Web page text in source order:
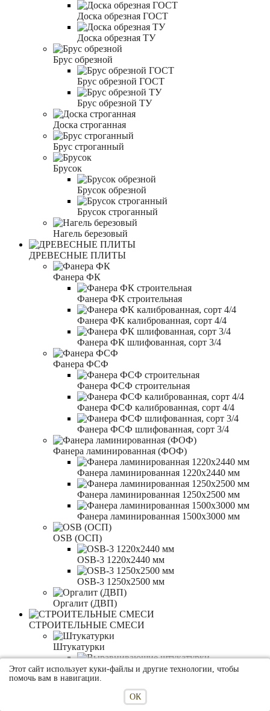
Доска обрезная ГОСТ
Доска обрезная ТУ
Брус обрезной
Брус обрезной ГОСТ
Брус обрезной ТУ
Доска строганная
Брус строганный
Брусок
Брусок обрезной
Брусок строганный
Нагель березовый
ДРЕВЕСНЫЕ ПЛИТЫ
Фанера ФК
Фанера ФК строительная
Фанера ФК калиброванная, сорт 4/4
Фанера ФК шлифованная, сорт 3/4
Фанера ФСФ
Фанера ФСФ строительная
Фанера ФСФ калиброванная, сорт 4/4
Фанера ФСФ шлифованная, сорт 3/4
Фанера ламинированная (ФОФ)
Фанера ламинированная 1220x2440 мм
Фанера ламинированная 1250x2500 мм
Фанера ламинированная 1500x3000 мм
OSB (ОСП)
OSB-3 1220x2440 мм
OSB-3 1250x2500 мм
Оргалит (ДВП)
СТРОИТЕЛЬНЫЕ СМЕСИ
Штукатурки
Выравнивающие штукатурки
Декоративные штукатурки
Этот сайт использует куки-файлы и другие технологии, чтобы
помочь вам в навигации.
ОК